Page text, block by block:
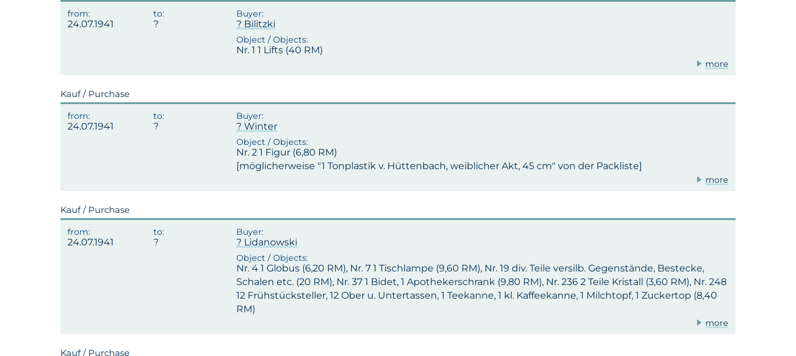
24.07.1941 ? Bilitzki
Nr. 1 1 Lifts (40 RM)
more
Kauf / Purchase
24.07.1941 ? Winter
Nr. 2 1 Figur (6,80 RM)
[möglicherweise "1 Tonplastik v. Hüttenbach, weiblicher Akt, 45 cm" von der Packliste]
more
Kauf / Purchase
24.07.1941 ? Lidanowski
Nr. 4 1 Globus (6,20 RM), Nr. 7 1 Tischlampe (9,60 RM), Nr. 19 div. Teile versilb. Gegenstände, Bestecke,
Schalen etc. (20 RM), Nr. 37 1 Bidet, 1 Apothekerschrank (9,80 RM), Nr. 236 2 Teile Kristall (3,60 RM), Nr. 248
12 Frühstücksteller, 12 Ober u. Untertassen, 1 Teekanne, 1 kl. Kaffeekanne, 1 Milchtopf, 1 Zuckertop (8,40
RM)
more
Kauf / Purchase